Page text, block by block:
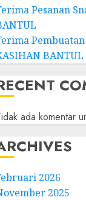
Pesanan
BANTUL
ada komentar
2026
2025